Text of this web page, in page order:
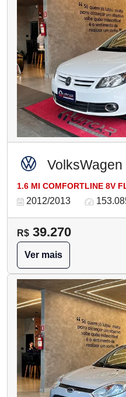
VolksWagen
1.6 MI COMFORTLINE 8V
2012/2013
R$ 39.270
Ver mais